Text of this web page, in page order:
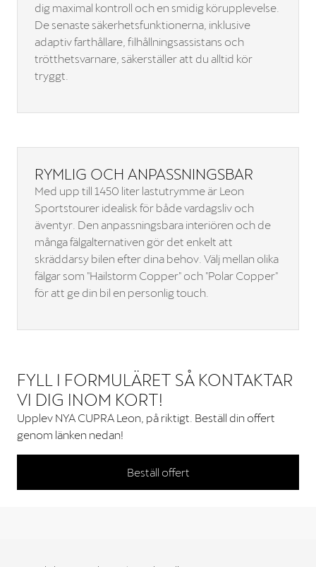
dig maximal kontroll och en smidig körupplevelse.
De senaste säkerhetsfunktionerna, inklusive
adaptiv farthållare, filhållningsassistans och
trötthetsvarnare, säkerställer att du alltid kör
tryggt.
RYMLIG OCH ANPASSNINGSBAR
Med upp till 1450 liter lastutrymme är Leon
Sportstourer idealisk för både vardagsliv och
äventyr. Den anpassningsbara interiören och de
många fälgalternativen gör det enkelt att
skräddarsy bilen efter dina behov. Välj mellan olika
fälgar som "Hailstorm Copper" och "Polar Copper"
för att ge din bil en personlig touch.
FYLL I FORMULÄRET SÅ KONTAKTAR
VI DIG INOM KORT!
Upplev NYA CUPRA Leon, på riktigt. Beställ din offert
genom länken nedan!
Beställ offert